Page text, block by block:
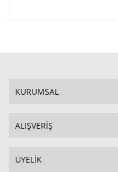
KURUMSAL
ALIŞVERİŞ
ÜYELİK